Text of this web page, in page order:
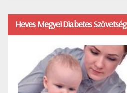
Heves Megyei Diabetes Szövetség